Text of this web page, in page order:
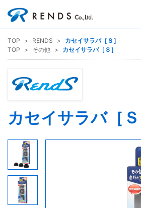
TOP RENDS
カセイサラバ［Ｓ］
TOP
その他 カセイサラバ［Ｓ］
カセイサラバ［Ｓ